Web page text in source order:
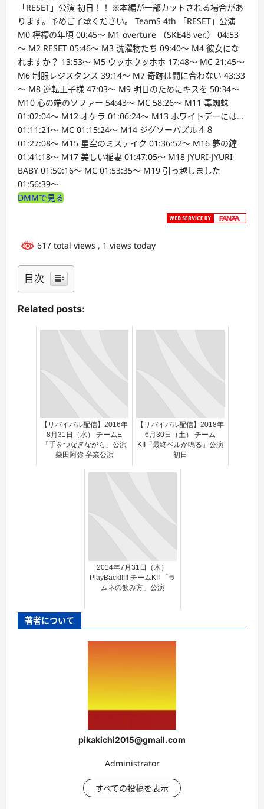
「RESET」公演 初日！！ ※本編が一部カットされる場合があ
ります。予めご了承ください。 TeamS 4th 「RESET」公演
M0 檸檬の年頃 00:45～ M1 overture （SKE48 ver.） 04:53
～ M2 RESET 05:46～ M3 洗濯物たち 09:40～ M4 彼女にな
れますか？ 13:53～ M5 ウッホウッホホ 17:48～ MC 21:45～
M6 制服レジスタンス 39:14～ M7 奇跡は間に合わない 43:33
～ M8 逆転王子様 47:03～ M9 明日のためにキスを 50:34～
M10 心の端のソファー 54:43～ MC 58:26～ M11 毒蜘蛛
01:02:04～ M12 オケラ 01:06:24～ M13 ホワイトデーには…
01:11:21～ MC 01:15:24～ M14 ジグソーパズル４８
01:27:08～ M15 星空のミステイク 01:36:52～ M16 夢の鐘
01:41:18～ M17 美しい稲妻 01:47:05～ M18 JYURI-JYURI
BABY 01:50:16～ MC 01:53:35～ M19 引っ越しました
01:56:39～
DMMで見る
617 total views , 1 views today
目次
Related posts:
【リバイバル配信】2016年
8月31日（水） チームE
「手をつなぎながら」公演
柴田阿弥 卒業公演
【リバイバル配信】2018年
6月30日（土） チーム
KII「最終ベルが鳴る」公演
初日
2014年7月31日（木）
PlayBack!!!!! チームKII 「ラ
ムネの飲み方」公演
著者について
pikakichi2015@gmail.com
Administrator
すべての投稿を表示